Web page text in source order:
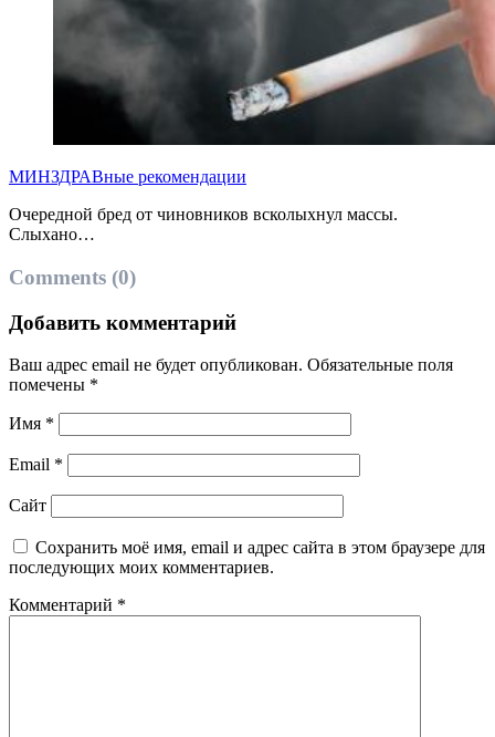
МИНЗДРАВные рекомендации
Очередной бред от чиновников всколыхнул массы.
Слыхано…
Comments (0)
Добавить комментарий
Ваш адрес email не будет опубликован. Обязательные поля
помечены *
Имя *
Email *
Сайт
Сохранить моё имя, email и адрес сайта в этом браузере для
последующих моих комментариев.
Комментарий *